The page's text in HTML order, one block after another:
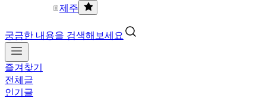
제주
궁금한 내용을 검색해보세요
즐겨찾기
전체글
인기글